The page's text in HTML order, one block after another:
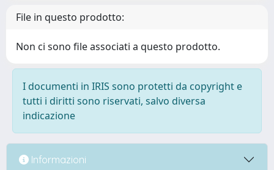
File in questo prodotto:
Non ci sono file associati a questo prodotto.
I documenti in IRIS sono protetti da copyright e
tutti i diritti sono riservati, salvo diversa
indicazione
Informazioni